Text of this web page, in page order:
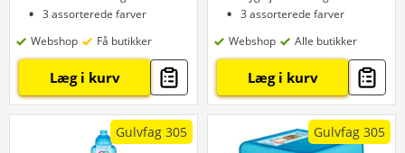
3 assorterede farver
Webshop
Få butikker
Læg i kurv
3 assorterede farver
Webshop
Alle butikker
Læg i kurv
Gulvfag 305 Gulvfag 305